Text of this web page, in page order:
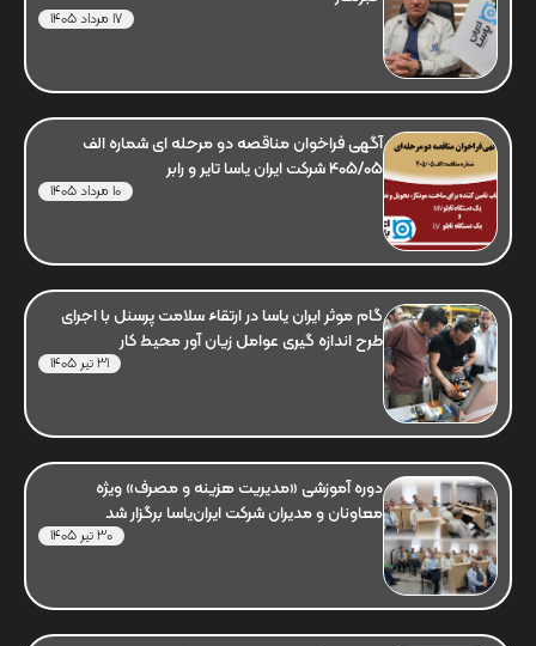
17 مرداد 1405
آگهی فراخوان مناقصه دو مرحله ای شماره الف
405/05 شرکت ایران یاسا تایر و رابر
10 مرداد 1405
گام موثر ایران یاسا در ارتقاء سلامت پرسنل با اجرای
طرح اندازه گیری عوامل زیان آور محیط کار
31 تیر 1405
دوره آموزشی «مدیریت هزینه و مصرف» ویژه
معاونان و مدیران شرکت ایران‌یاسا برگزار شد
30 تیر 1405